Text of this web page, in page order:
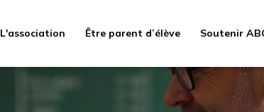
L'association Être parent d’élève Soutenir